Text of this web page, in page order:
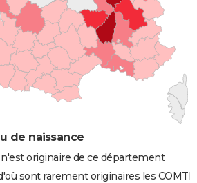
de naissance
originaire de ce département
sont rarement originaires les COMTE